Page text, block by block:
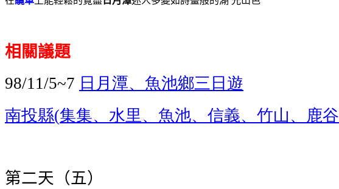
相關議題
98/11/5~7 日月潭、魚池鄉三日遊
南投縣(集集、水里、魚池、信義、竹山、鹿谷
第二天（五）